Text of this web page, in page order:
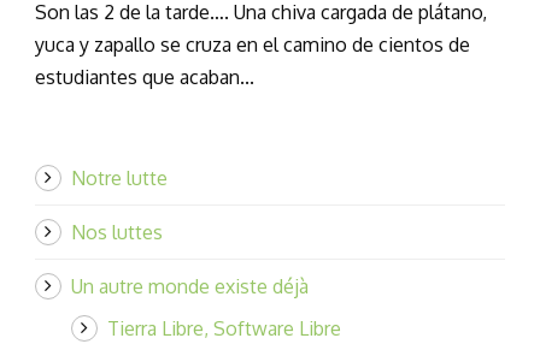
Son las 2 de la tarde…. Una chiva cargada de plátano,
yuca y zapallo se cruza en el camino de cientos de
estudiantes que acaban...
Notre lutte
Nos luttes
Un autre monde existe déjà
Tierra Libre, Software Libre